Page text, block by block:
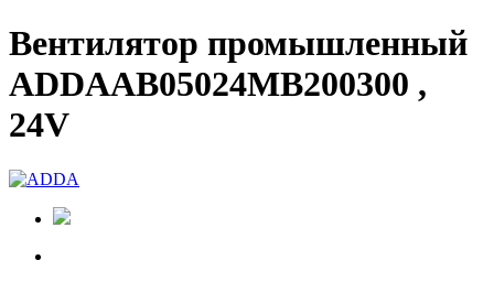
Вентилятор промышленный
ADDAAB05024MB200300 ,
24V